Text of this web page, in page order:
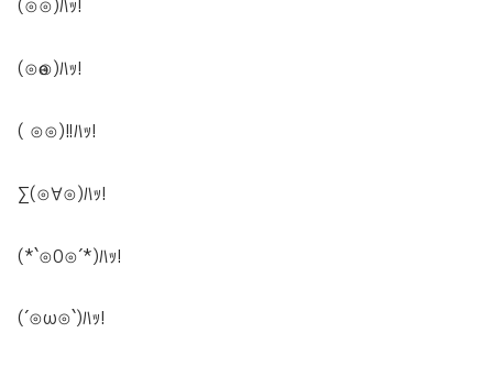
(⊙⊙)ﾊｯ!
(⊙ө⊙)ﾊｯ!
( ⊙⊙)!!ﾊｯ!
∑(⊙∀⊙)ﾊｯ!
(*`⊙0⊙´*)ﾊｯ!
(´⊙ω⊙`)ﾊｯ!